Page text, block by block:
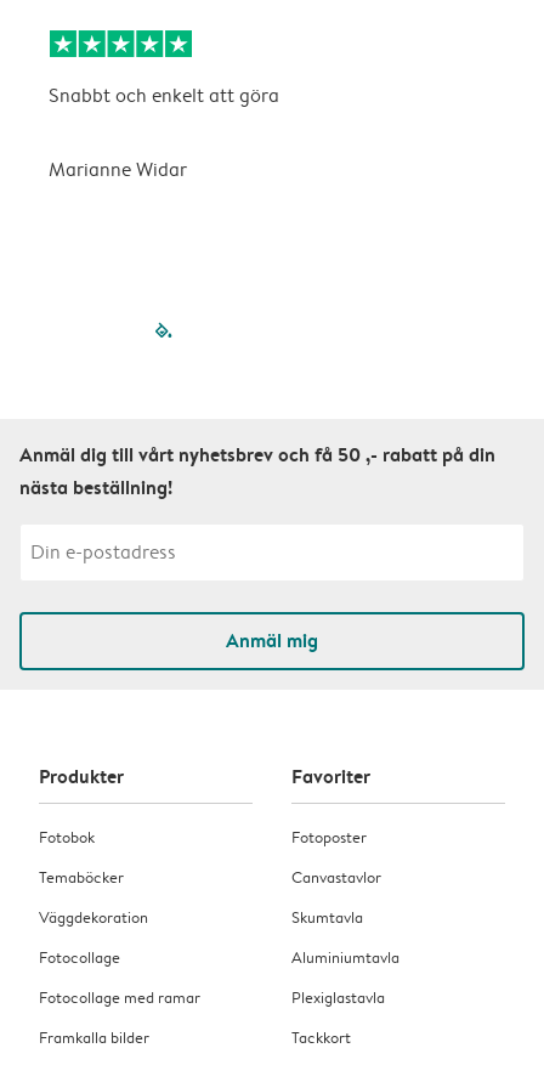
Snabbt och enkelt att göra
Marianne Widar
filled-pagination
Anmäl dig till vårt nyhetsbrev och få 50 ,- rabatt på din
nästa beställning!
Anmäl mig
Produkter
Fotobok
Temaböcker
Väggdekoration
Fotocollage
Fotocollage med ramar
Framkalla bilder
Favoriter
Fotoposter
Canvastavlor
Skumtavla
Aluminiumtavla
Plexiglastavla
Tackkort